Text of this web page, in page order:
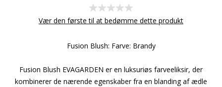
Vær den første til at bedømme dette produkt
Fusion Blush: Farve: Brandy
Fusion Blush EVAGARDEN er en luksuriøs farveeliksir, der
kombinerer de nærende egenskaber fra en blanding af ædle